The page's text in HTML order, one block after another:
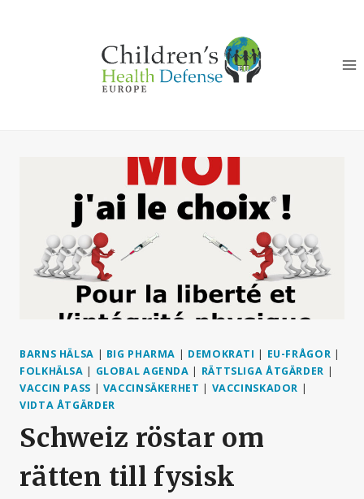
BARNS HÄLSA | BIG PHARMA | DEMOKRATI | EU-FRÅGOR |
FOLKHÄLSA | GLOBAL AGENDA | RÄTTSLIGA ÅTGÄRDER |
VACCIN PASS | VACCINSÄKERHET | VACCINSKADOR |
VIDTA ÅTGÄRDER
Schweiz röstar om
rätten till fysisk